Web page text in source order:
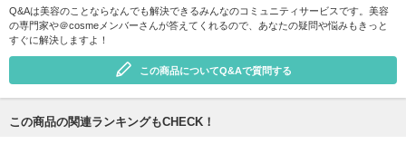
Q&Aは美容のことならなんでも解決できるみんなのコミュニティサービスです。美容
の専門家や＠cosmeメンバーさんが答えてくれるので、あなたの疑問や悩みもきっと
すぐに解決しますよ！
この商品についてQ&Aで質問する
この商品の関連ランキングもCHECK！